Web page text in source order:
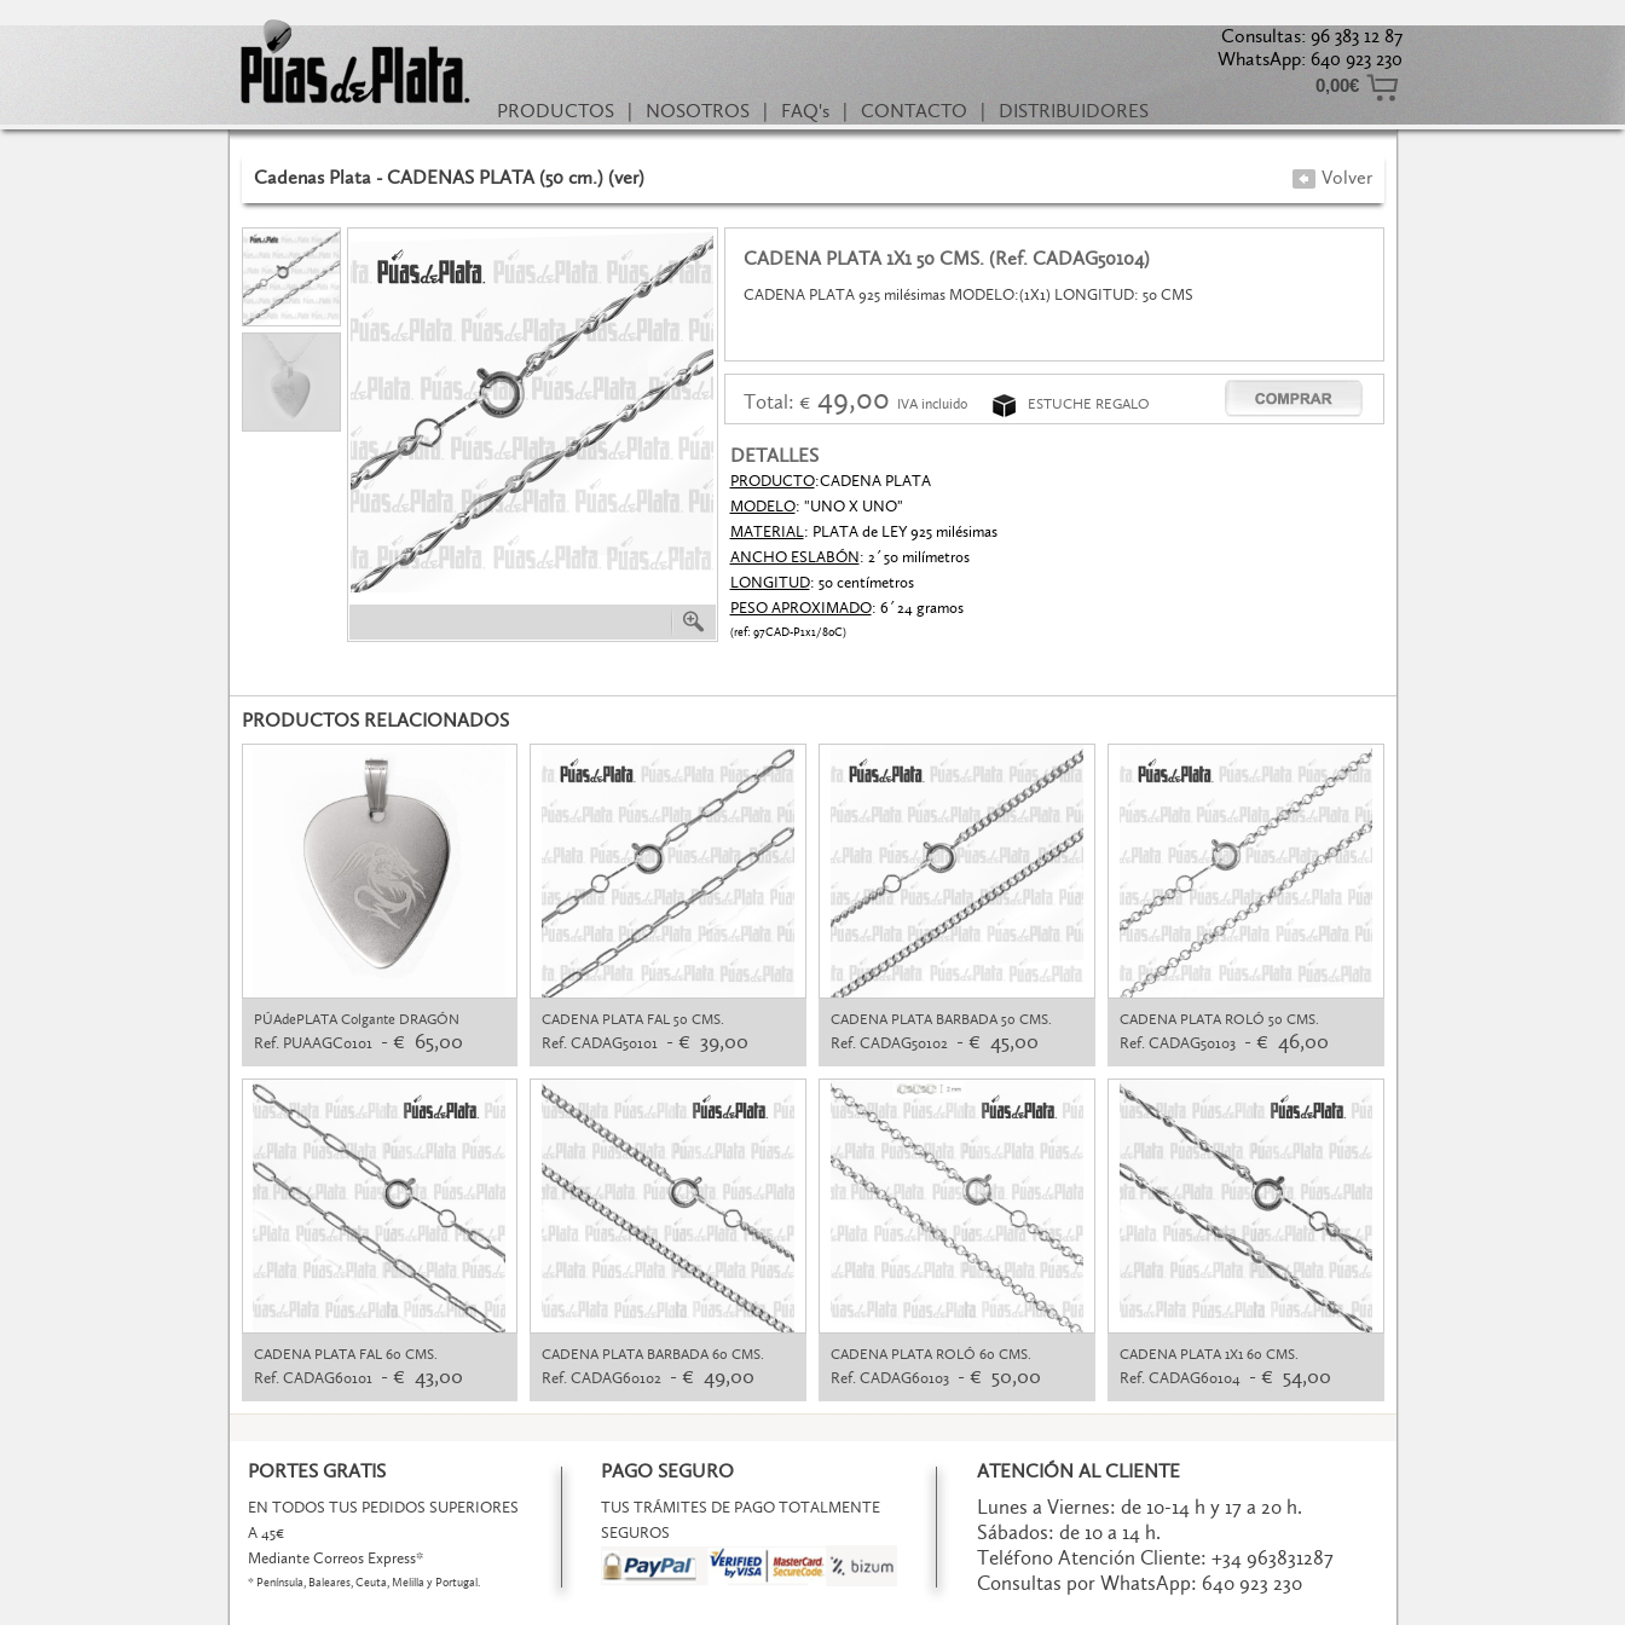
PRODUCTOS | NOSOTROS | FAQ's | CONTACTO | DISTRIBUIDORES
Consultas: 96 383 12 87
WhatsApp: 640 923 230
0,00€
Cadenas Plata - CADENAS PLATA (50 cm.) (ver) Volver
CADENA PLATA 1X1 50 CMS. (Ref. CADAG50104)
CADENA PLATA 925 milésimas MODELO:(1X1) LONGITUD: 50 CMS
Total: € 49,00 IVA incluido ESTUCHE REGALO
DETALLES
PRODUCTO:CADENA PLATA
MODELO: "UNO X UNO"
MATERIAL: PLATA de LEY 925 milésimas
ANCHO ESLABÓN: 2´50 milímetros
LONGITUD: 50 centímetros
PESO APROXIMADO: 6´24 gramos
(ref: 97CAD-P1x1/80C)
PRODUCTOS RELACIONADOS
PÚAdePLATA Colgante DRAGÓN
Ref. PUAAGC0101 - € 65,00
CADENA PLATA FAL 50 CMS.
Ref. CADAG50101 - € 39,00
CADENA PLATA BARBADA 50 CMS.
Ref. CADAG50102 - € 45,00
CADENA PLATA ROLÓ 50 CMS.
Ref. CADAG50103 - € 46,00
CADENA PLATA FAL 60 CMS.
Ref. CADAG60101 - € 43,00
CADENA PLATA BARBADA 60 CMS.
Ref. CADAG60102 - € 49,00
CADENA PLATA ROLÓ 60 CMS.
Ref. CADAG60103 - € 50,00
CADENA PLATA 1X1 60 CMS.
Ref. CADAG60104 - € 54,00
PORTES GRATIS
EN TODOS TUS PEDIDOS SUPERIORES
A 45€
Mediante Correos Express*
* Península, Baleares, Ceuta, Melilla y Portugal.
PAGO SEGURO
TUS TRÁMITES DE PAGO TOTALMENTE
SEGUROS
ATENCIÓN AL CLIENTE
Lunes a Viernes: de 10-14 h y 17 a 20 h.
Sábados: de 10 a 14 h.
Teléfono Atención Cliente: +34 963831287
Consultas por WhatsApp: 640 923 230